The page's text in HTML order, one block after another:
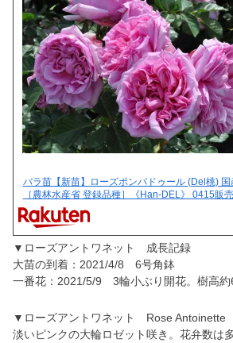
バラ苗【新苗】ローズポンパドゥール (Del桃) 国
［農林水産省 登録品種］《Han-DEL》 0415販売
▼ローズアントワネット 成長記録
大苗の到着：2021/4/8 6号角鉢
一番花：2021/5/9 3輪小ぶり開花。樹高約
▼ローズアントワネット Rose Antoinette
淡いピンクの大輪ロゼット咲き。花弁数は